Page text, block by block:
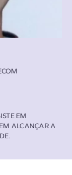
EM
ALCANÇAR A